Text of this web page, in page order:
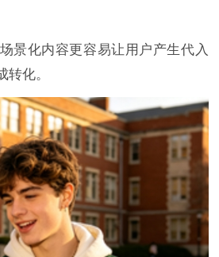
景化内容更容易让用户产生代入
转化。